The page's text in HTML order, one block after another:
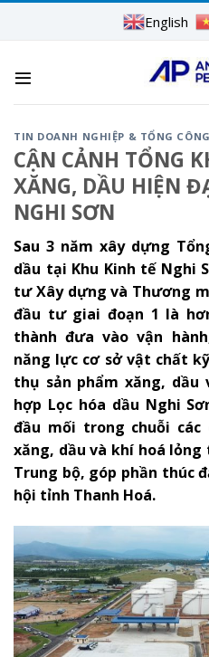
English
TIN DOANH NGHIỆP & TỔNG
CẬN CẢNH TỔNG
XĂNG, DẦU HIỆN
NGHI SƠN
Sau 3 năm xây dựng
dầu tại Khu Kinh tế Nghi
tư Xây dựng và Thương
đầu tư giai đoạn 1 là
thành đưa vào vận
năng lực cơ sở vật chất
thụ sản phẩm xăng, dầu
hợp Lọc hóa dầu Nghi
đầu mối trong chuỗi các
xăng, dầu và khí hoá lỏng
Trung bộ, góp phần thúc
hội tỉnh Thanh Hoá.